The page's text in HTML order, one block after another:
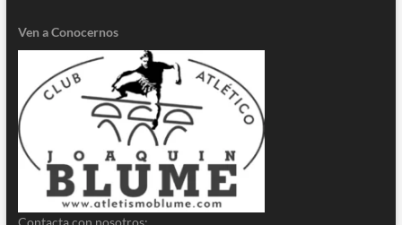
Ven a Conocernos